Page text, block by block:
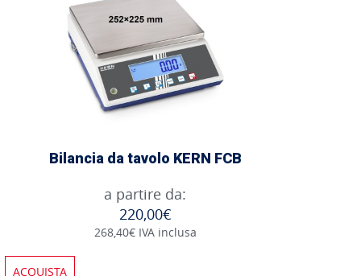
Bilancia da tavolo KERN FCB
a partire da:
220,00€
268,40€ IVA inclusa
ACQUISTA